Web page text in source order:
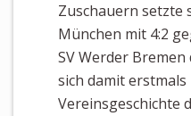
Zuschauern setzte
München mit 4:2
SV Werder
sich damit erstmals
Vereinsgeschichte